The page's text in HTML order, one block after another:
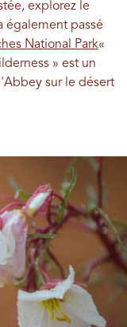
explorez le
également passé
National Park«
» est un
sur le désert